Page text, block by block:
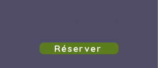
Réserver